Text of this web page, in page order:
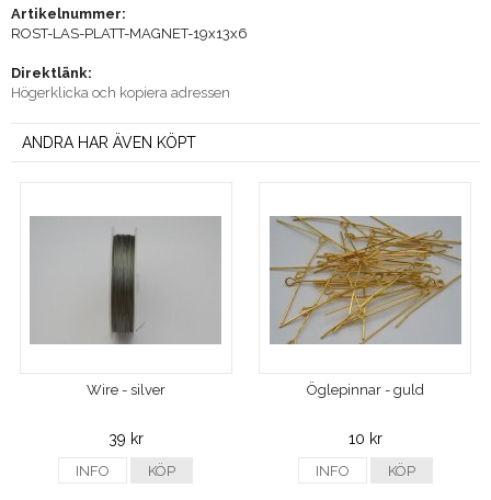
Artikelnummer:
ROST-LAS-PLATT-MAGNET-19x13x6
Direktlänk:
Högerklicka och kopiera adressen
ANDRA HAR ÄVEN KÖPT
Wire - silver
39 kr
INFO KÖP
Öglepinnar - guld
10 kr
INFO KÖP